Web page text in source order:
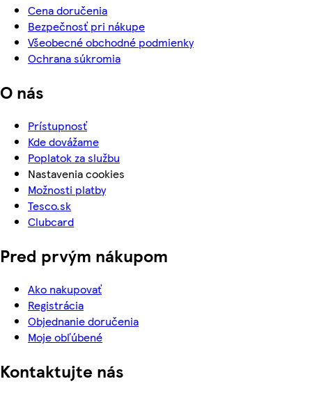
Cena doručenia
Bezpečnosť pri nákupe
Všeobecné obchodné podmienky
Ochrana súkromia
O nás
Prístupnosť
Kde dovážame
Poplatok za službu
Nastavenia cookies
Možnosti platby
Tesco.sk
Clubcard
Pred prvým nákupom
Ako nakupovať
Registrácia
Objednanie doručenia
Moje obľúbené
Kontaktujte nás